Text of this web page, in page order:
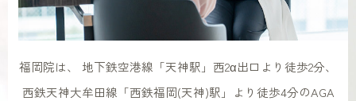
福岡院は、 地下鉄空港線「天神駅」西2α出口より徒歩2分、
西鉄天神大牟田線「西鉄福岡(天神)駅」より徒歩4分のAGA